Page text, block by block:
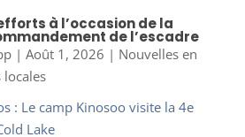
à l’occasion de la
de l’escadre
| Août 1, 2026 | Nouvelles en
locales